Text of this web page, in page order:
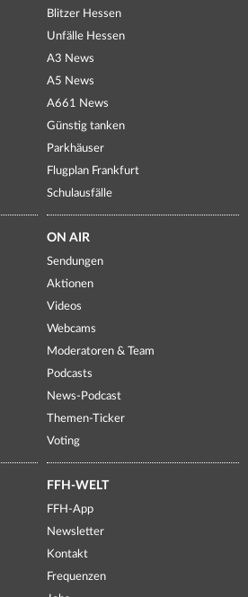
Blitzer Hessen
Unfälle Hessen
A3 News
A5 News
A661 News
Günstig tanken
Parkhäuser
Flugplan Frankfurt
Schulausfälle
ON AIR
Sendungen
Aktionen
Videos
Webcams
Moderatoren & Team
Podcasts
News-Podcast
Themen-Ticker
Voting
FFH-WELT
FFH-App
Newsletter
Kontakt
Frequenzen